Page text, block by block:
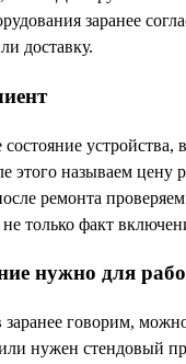
заранее
доставку.
устройства,
этого называем цену
ремонта
только факт
нужно для
заранее говорим,
нужен стендовый